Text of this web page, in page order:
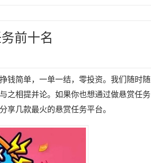
前十名
钱简单，一单一结，零投资。我们随时随
之相提并论。如果你也想通过做悬赏任务
享几款最火的悬赏任务平台。